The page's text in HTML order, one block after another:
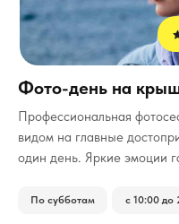
Профессиональная
видом на главные
один день. Яркие эмоции
По субботам с 10:00 до
Фото-день на